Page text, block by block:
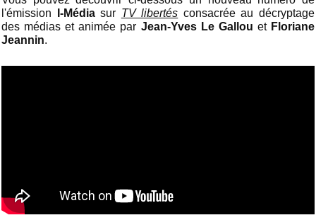
l'émission
I-Médiasur TV libertés consacrée au décryptage
des médias et animée par Jean-Yves Le Gallou et Floriane
Jeannin.